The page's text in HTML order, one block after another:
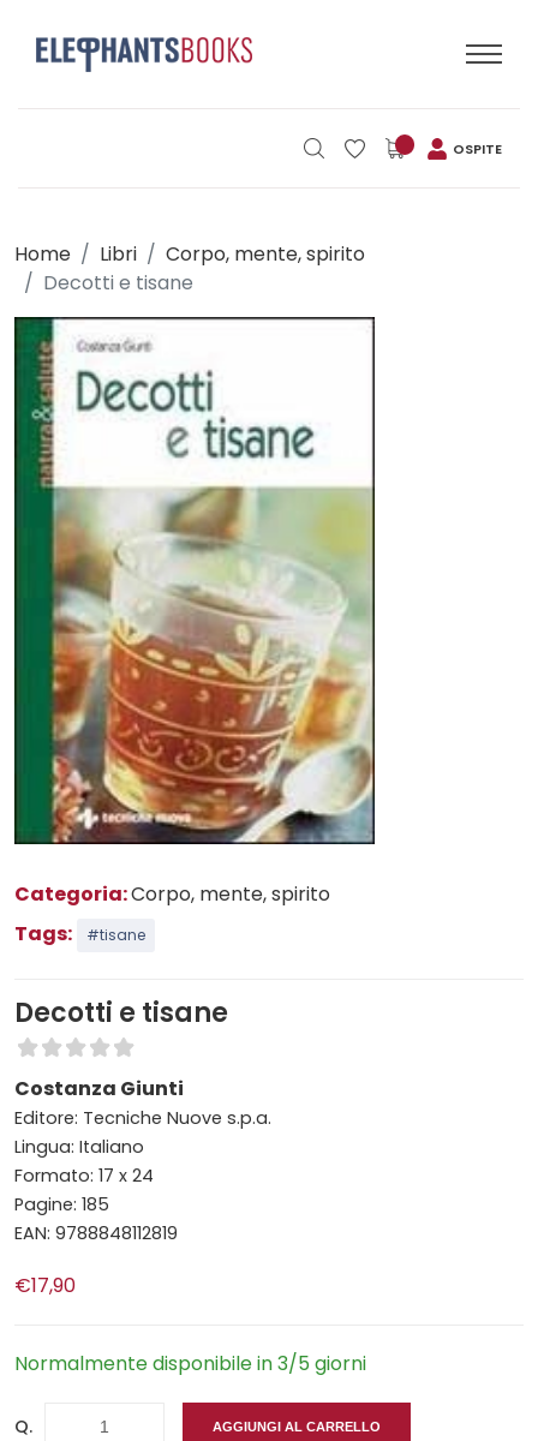
OSPITE
Home Libri
Corpo, mente, spirito
Decotti e tisane
Categoria:Corpo, mente, spirito
Tags:
#tisane
Decotti e tisane
Costanza Giunti
Editore: Tecniche Nuove s.p.a.
Lingua: Italiano
Formato: 17 x 24
Pagine: 185
EAN: 9788848112819
€17,90
Normalmente disponibile in 3/5 giorni
Q. AGGIUNGI AL CARRELLO